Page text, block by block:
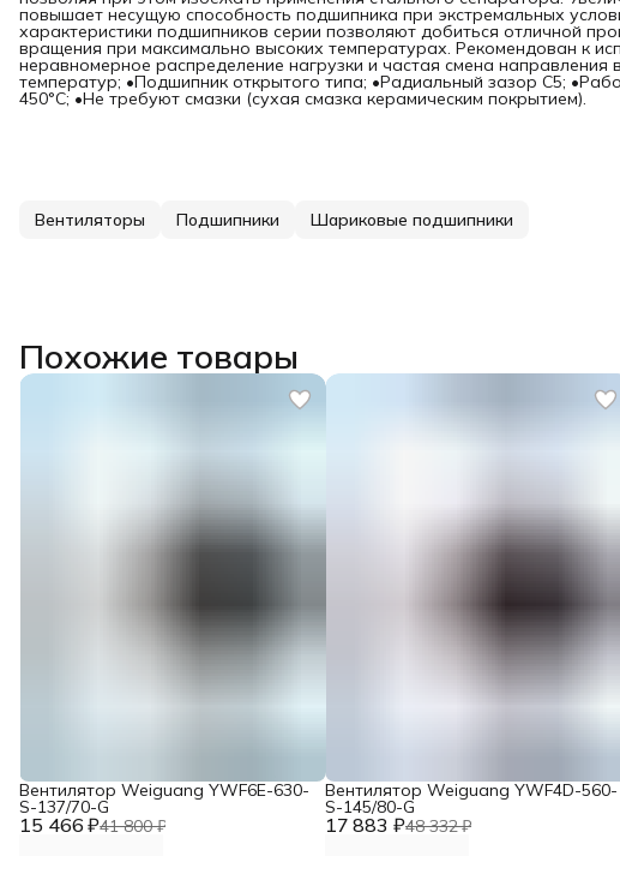
повышает несущую способность подшипника при экстремальных
характеристики подшипников серии позволяют добиться отличной
вращения при максимально высоких температурах. Рекомендован к
неравномерное распределение нагрузки и частая смена
температур; •Подшипник открытого типа; •Радиальный зазор C5;
450°C; •Не требуют смазки (сухая смазка керамическим покрытием).
Вентиляторы Подшипники Шариковые подшипники
Похожие товары
15 466 ₽41 800 ₽
Вентилятор Weiguang YWF6E-630-
S-137/70-G
17 883 ₽48 332 ₽
Вентилятор Weiguang YWF4D-560-
S-145/80-G